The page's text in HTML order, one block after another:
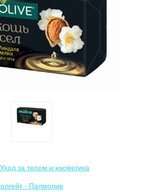
Уход за телом и косметика
- Палмолив